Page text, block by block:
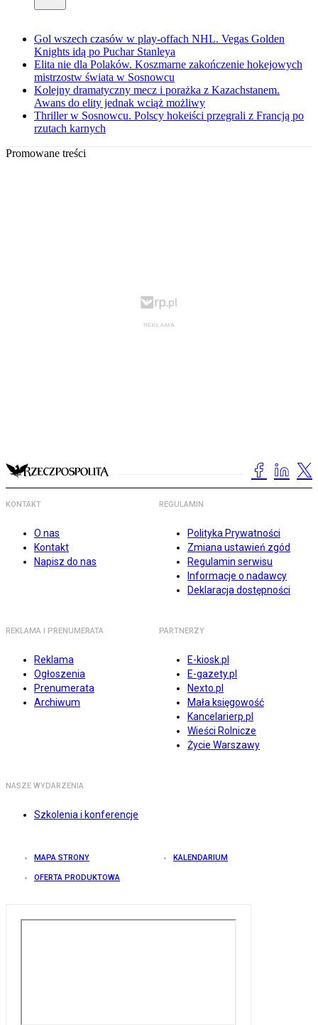
Gol wszech czasów w play-offach NHL. Vegas Golden
Knights idą po Puchar Stanleya
Elita nie dla Polaków. Koszmarne zakończenie hokejowych
mistrzostw świata w Sosnowcu
Kolejny dramatyczny mecz i porażka z Kazachstanem.
Awans do elity jednak wciąż możliwy
Thriller w Sosnowcu. Polscy hokeiści przegrali z Francją po
rzutach karnych
Promowane treści
KONTAKT
O nas
Kontakt
Napisz do nas
REGULAMIN
Polityka Prywatności
Zmiana ustawień zgód
Regulamin serwisu
Informacje o nadawcy
Deklaracja dostępności
REKLAMA I PRENUMERATA
Reklama
Ogłoszenia
Prenumerata
Archiwum
PARTNERZY
E-kiosk.pl
E-gazety.pl
Nexto.pl
Mała księgowość
Kancelarierp.pl
Wieści Rolnicze
Życie Warszawy
NASZE WYDARZENIA
Szkolenia i konferencje
MAPA STRONY KALENDARIUM
OFERTA PRODUKTOWA